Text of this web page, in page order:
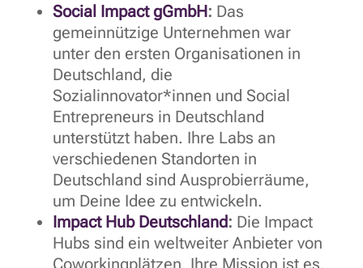
Social Impact gGmbH: Das
gemeinnützige Unternehmen war
unter den ersten Organisationen in
Deutschland, die
Sozialinnovator*innen und Social
Entrepreneurs in Deutschland
unterstützt haben. Ihre Labs an
verschiedenen Standorten in
Deutschland sind Ausprobierräume,
um Deine Idee zu entwickeln.
Impact Hub Deutschland: Die Impact
Hubs sind ein weltweiter Anbieter von
Coworkingplätzen. Ihre Mission ist es,